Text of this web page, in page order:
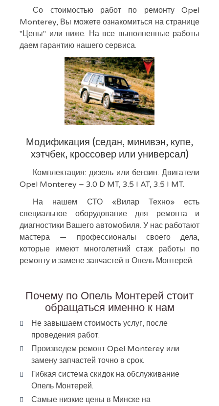
Со стоимостью работ по ремонту Opel
Monterey, Вы можете ознакомиться на странице
"Цены" или ниже. На все выполненные работы
даем гарантию нашего сервиса.
Модификация (седан, минивэн, купе,
хэтчбек, кроссовер или универсал)
Комплектация: дизель или бензин. Двигатели
Opel Monterey – 3.0 D MT, 3.5 I AT, 3.5 I MT.
На нашем СТО «Вилар Техно» есть
специальное оборудование для ремонта и
диагностики Вашего автомобиля. У нас работают
мастера — профессионалы своего дела,
которые имеют многолетний стаж работы по
ремонту и замене запчастей в Опель Монтерей.
Почему по Опель Монтерей стоит
обращаться именно к нам
Не завышаем стоимость услуг, после
проведения работ.
Произведем ремонт Opel Monterey или
замену запчастей точно в срок.
Гибкая система скидок на обслуживание
Опель Монтерей.
Самые низкие цены в Минске на